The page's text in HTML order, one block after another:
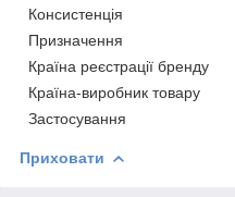
Консистенція
Призначення
Країна реєстрації бренду
Країна-виробник товару
Застосування
Приховати